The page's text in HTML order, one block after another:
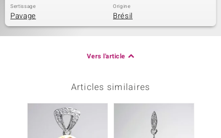
Sertissage
Pavage
Origine
Brésil
Vers l'article
Articles similaires